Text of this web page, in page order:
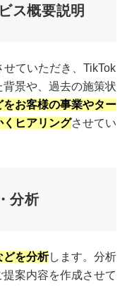
ス概要説明
ていただき、TikTok
景や、過去の施策状
お客様の事業やター
くヒアリングさせてい
分析
どを分析します。分析
案内容を作成させて